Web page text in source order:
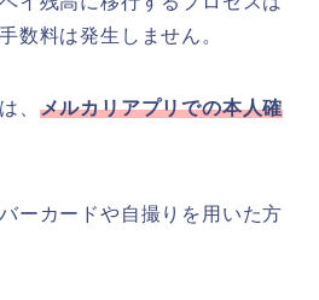
数料は発生しません。
、 メルカリアプリでの本人確
ーカードや自撮りを用いた方